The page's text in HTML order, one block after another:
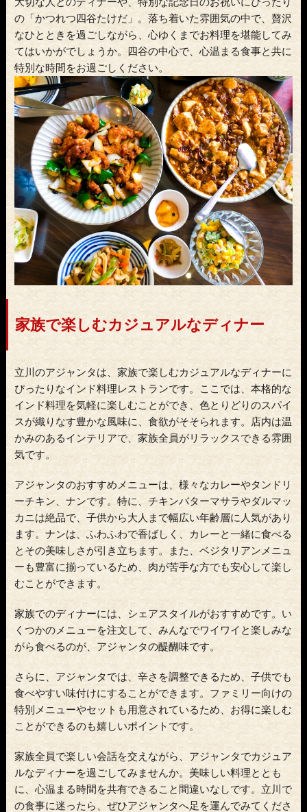
の「かつれつ四谷たけだ」。落ち着いた雰囲気の中で、贅沢
なひとときを過ごしながら、心ゆくまでお料理を堪能してみ
てはいかがでしょうか。四谷の中心で、心温まる食事と共に
特別な時間をお過ごしください。
家族で楽しむカジュアルなディナー
立川のアジャンタは、家族で楽しむカジュアルなディナーに
ぴったりなインド料理レストランです。ここでは、本格的な
インド料理を気軽に楽しむことができ、色とりどりのスパイ
スが織りなす豊かな風味に、食欲がそそられます。店内は温
かみのあるインテリアで、家族全員がリラックスできる雰囲
気です。
アジャンタのおすすめメニューは、様々なカレーやタンドリ
ーチキン、ナンです。特に、チキンバターマサラやダルマッ
カニは絶品で、子供から大人まで幅広い年齢層に人気があり
ます。ナンは、ふわふわで香ばしく、カレーと一緒に食べる
とその美味しさが引き立ちます。また、ベジタリアンメニュ
ーも豊富に揃っているため、肉が苦手な方でも安心して楽し
むことができます。
家族でのディナーには、シェアスタイルがおすすめです。い
くつかのメニューを注文して、みんなでワイワイと楽しみな
がら食べるのが、アジャンタの醍醐味です。
さらに、アジャンタでは、辛さを調整できるため、子供でも
食べやすい味付けにすることができます。ファミリー向けの
特別メニューやセットも用意されているため、お得に楽しむ
ことができるのも嬉しいポイントです。
家族全員で楽しい会話を交えながら、アジャンタでカジュア
ルなディナーを過ごしてみませんか。美味しい料理ととも
に、心温まる時間を共有できること間違いなしです。立川で
の食事に迷ったら、ぜひアジャンタへ足を運んでみてくださ